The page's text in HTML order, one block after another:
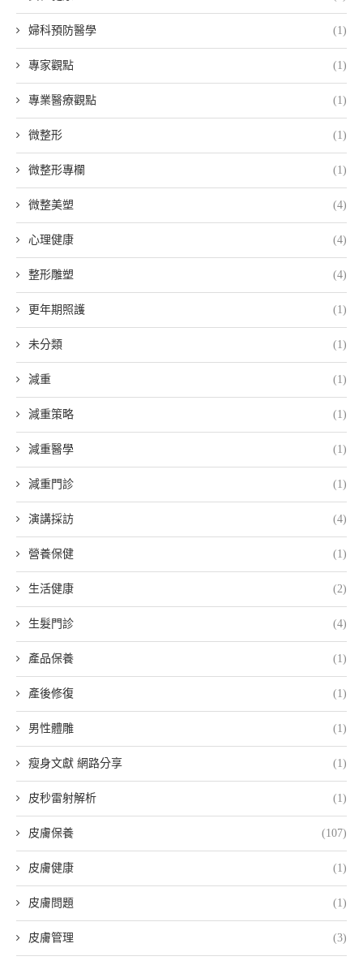
婦科預防醫學 (1)
專家觀點 (1)
專業醫療觀點 (1)
微整形 (1)
微整形專欄 (1)
微整美塑 (4)
心理健康 (4)
整形雕塑 (4)
更年期照護 (1)
未分類 (1)
減重 (1)
減重策略 (1)
減重醫學 (1)
減重門診 (1)
演講採訪 (4)
營養保健 (1)
生活健康 (2)
生髮門診 (4)
產品保養 (1)
產後修復 (1)
男性體雕 (1)
瘦身文獻 網路分享 (1)
皮秒雷射解析 (1)
皮膚保養 (107)
皮膚健康 (1)
皮膚問題 (1)
皮膚管理 (3)